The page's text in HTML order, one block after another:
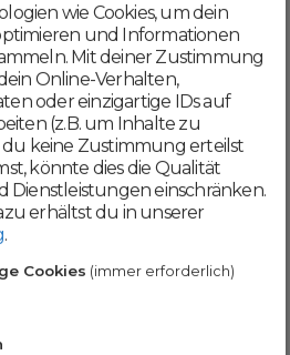
bestätigst du,
und
akzeptierst
Weiter
Teil der
wie Cookies, um dein
und Informationen
Mit deiner Zustimmung
Online-Verhalten,
oder einzigartige IDs auf
(z.B. um Inhalte zu
du keine Zustimmung erteilst
könnte dies die Qualität
Dienstleistungen einschränken.
erhältst du in unserer
.
Cookies (immer erforderlich)